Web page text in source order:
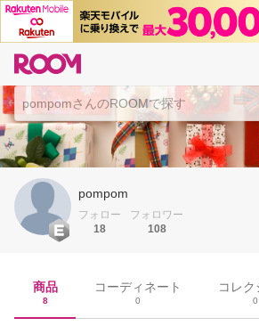
pompom
フォロー
18
フォロワー
108
商品
8
コーディネート
0
コレク
0